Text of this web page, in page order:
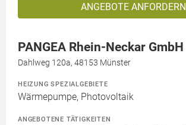
ANGEBOTE ANFORDERN
PANGEA Rhein-Neckar GmbH
Dahlweg 120a, 48153 Münster
HEIZUNG SPEZIALGEBIETE
Wärmepumpe, Photovoltaik
ANGEBOTENE TÄTIGKEITEN